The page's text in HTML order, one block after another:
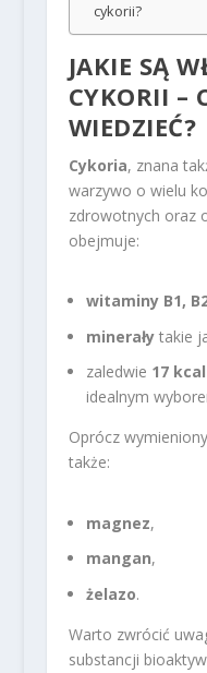
cykorii?
JAKIE SĄ
CYKORII –
WIEDZIEĆ?
Cykoria, znana
warzywo o wielu
zdrowotnych oraz
obejmuje:
witaminy B1,
minerałytakie
zaledwie 17 kcal
idealnym
Oprócz
także:
magnez,
mangan,
żelazo.
Warto zwrócić
substancji